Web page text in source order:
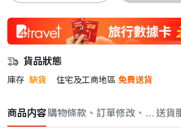
貨品狀態
庫存 缺貨 住宅及工商地區 免費送貨
商品内容購物條款、訂單修改、取消與
送貨